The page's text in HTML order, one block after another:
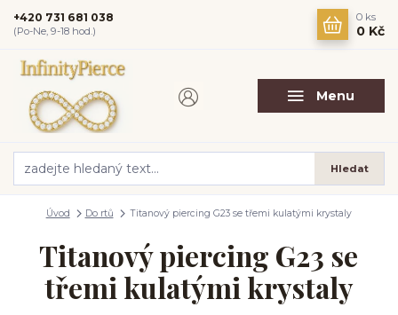
Menu
Hledat
+420 731 681 038
(Po-Ne, 9-18 hod.)
0 ks
0 Kč
Úvod Do rtů Titanový piercing G23 se třemi kulatými krystaly
Titanový piercing G23 se
třemi kulatými krystaly